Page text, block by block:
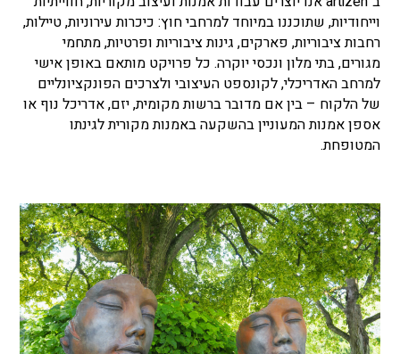
וייחודיות, שתוכננו במיוחד למרחבי חוץ: כיכרות עירוניות, טיילות,
רחבות ציבוריות, פארקים, גינות ציבוריות ופרטיות, מתחמי
מגורים, בתי מלון ונכסי יוקרה. כל פרויקט מותאם באופן אישי
למרחב האדריכלי, לקונספט העיצובי ולצרכים הפונקציונליים
של הלקוח – בין אם מדובר ברשות מקומית, יזם, אדריכל נוף או
אספן אמנות המעוניין בהשקעה באמנות מקורית לגינתו
המטופחת.